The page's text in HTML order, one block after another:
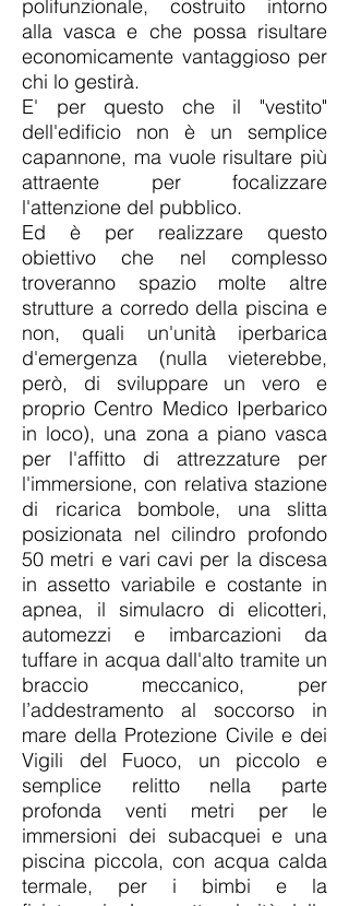
polifunzionale, costruito intorno
alla vasca e che possa risultare
economicamente vantaggioso per
chi lo gestirà.
E' per questo che il "vestito"
dell'edificio non è un semplice
capannone, ma vuole risultare più
attraente per focalizzare
l'attenzione del pubblico.
Ed è per realizzare questo
obiettivo che nel complesso
troveranno spazio molte altre
strutture a corredo della piscina e
non, quali un'unità iperbarica
d'emergenza (nulla vieterebbe,
però, di sviluppare un vero e
proprio Centro Medico Iperbarico
in loco), una zona a piano vasca
per l'affitto di attrezzature per
l'immersione, con relativa stazione
di ricarica bombole, una slitta
posizionata nel cilindro profondo
50 metri e vari cavi per la discesa
in assetto variabile e costante in
apnea, il simulacro di elicotteri,
automezzi e imbarcazioni da
tuffare in acqua dall'alto tramite un
braccio meccanico, per
l’addestramento al soccorso in
mare della Protezione Civile e dei
Vigili del Fuoco, un piccolo e
semplice relitto nella parte
profonda venti metri per le
immersioni dei subacquei e una
piscina piccola, con acqua calda
termale, per i bimbi e la